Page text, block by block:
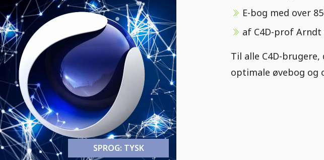
SPROG: TYSK
E-bog med over
af C4D-prof Arndt
Til alle C4D-
optimale øvebog og